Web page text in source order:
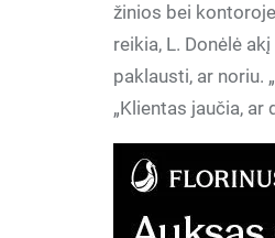
žinios bei
reikia, L. Donėlė
paklausti, ar noriu.
„Klientas jaučia,